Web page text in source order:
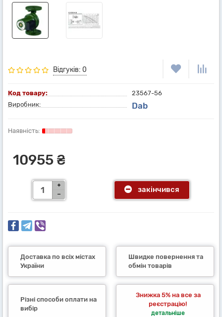
Відгуків: 0
Код товару:
23567-56
Виробник:
Dab
10955 ₴
закінчився
Доставка по всіх містах
України
Швидке повернення та
обмін товарів
Різні способи оплати на
вибір
Знижка 5% на все за
реєстрацію!
детальніше